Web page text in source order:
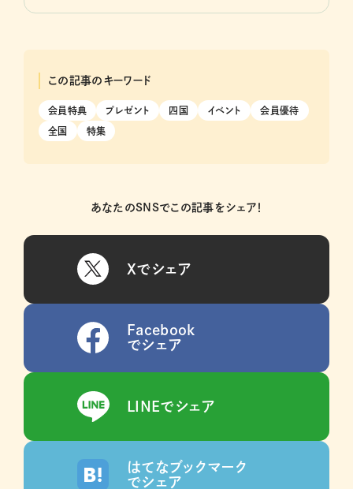
この記事のキーワード
会員特典 プレゼント 四国 イベント 会員優待
全国 特集
あなたのSNSでこの記事をシェア！
Xでシェア
Facebook
でシェア
LINEでシェア
はてなブックマーク
でシェア